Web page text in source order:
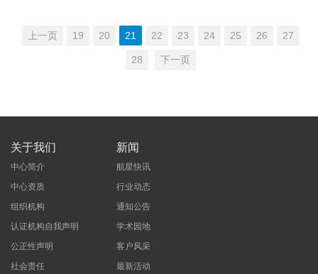
上一页 19 20 21 22 23 24 25 26 27
28 下一页
关于我们
中心简介
中心资质
组织机构
认证机构自我声明
公正性声明
社会责任
新闻
航星快讯
行业动态
通知公告
学术园地
客户风采
最新活动